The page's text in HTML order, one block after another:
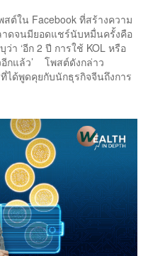
ต์ใน Facebook ที่สร้างความ
าดจนมียอดแชร์นับหมื่นครั้งคือ
า ‘อีก 2 ปี การใช้ KOL หรือ
อีกแล้ว’ โพสต์ดังกล่าว
ได้พูดคุยกับนักธุรกิจจีนถึงการ